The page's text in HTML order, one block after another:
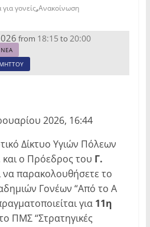
γονείς,Ανακοίνωση
from 18:15 to 20:00
ΝΕΑ
2026, 16:44
Δίκτυο Υγιών Πόλεων
ο Πρόεδρος του Γ.
να παρακολουθήσετε το
Γονέων “Από το Α
για 11η
ΠΜΣ “Στρατηγικές